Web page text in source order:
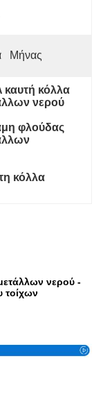
Μήνας
κόλλα
νερού
φλούδας
κόλλα
νερού -
τοίχων